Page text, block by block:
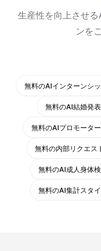
生産性を向上させ
ンを
無料のAIインターンシ
無料のAI結婚発
無料のAIプロモータ
無料の内部リクエス
無料のAI成人身体
無料のAI集計スタ